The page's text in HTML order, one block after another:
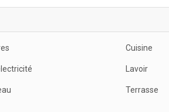
Cuisine
Lavoir
Terrasse